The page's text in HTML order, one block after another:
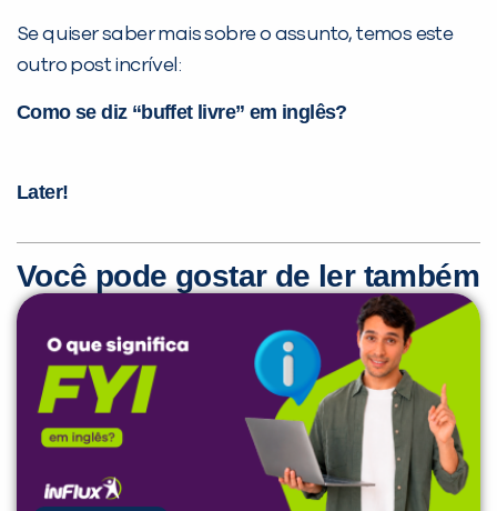
Se quiser saber mais sobre o assunto, temos este
outro post incrível:
Como se diz “buffet livre” em inglês?
Later!
Você pode gostar de ler também